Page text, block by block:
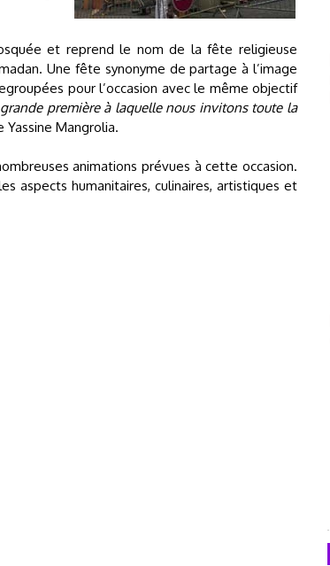
et reprend le nom de la fête religieuse
Une fête synonyme de partage à l’image
pour l’occasion avec le même objectif
grande première à laquelle nous invitons toute la
Mangrolia.
animations prévues à cette occasion.
aspects humanitaires, culinaires, artistiques et